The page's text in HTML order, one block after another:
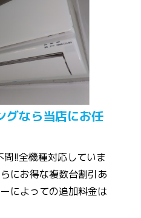
グなら当店にお任
!!全機種対応していま
にお得な複数台割引あ
によっての追加料金は